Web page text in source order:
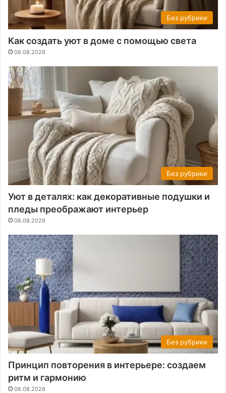
Без рубрики
Как создать уют в доме с помощью света
06.08.2026
Без рубрики
Уют в деталях: как декоративные подушки и
пледы преображают интерьер
06.08.2026
Без рубрики
Принцип повторения в интерьере: создаем
ритм и гармонию
06.08.2026